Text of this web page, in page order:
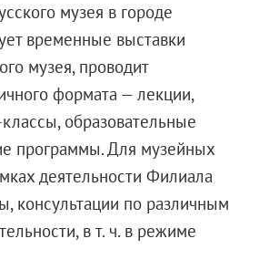
нормативные акты
документы
проведения специальной
терроризму
коррупции
музея в городе
временные выставки
музея, проводит
формата — лекции,
образовательные
программы. Для музейных
деятельности Филиала
консультации по различным
в т. ч. в режиме